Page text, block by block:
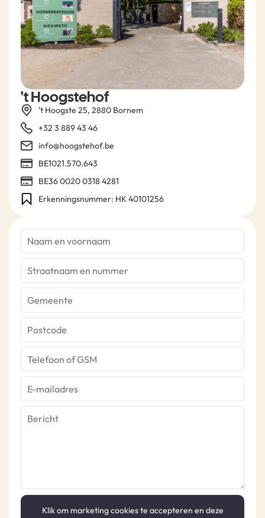
't Hoogstehof
’t Hoogste 25, 2880 Bornem
+32 3 889 43 46
info@hoogstehof.be
BE1021.570.643
BE36 0020 0318 4281
Erkenningsnummer: HK 40101256
Klik om marketing cookies te accepteren en deze